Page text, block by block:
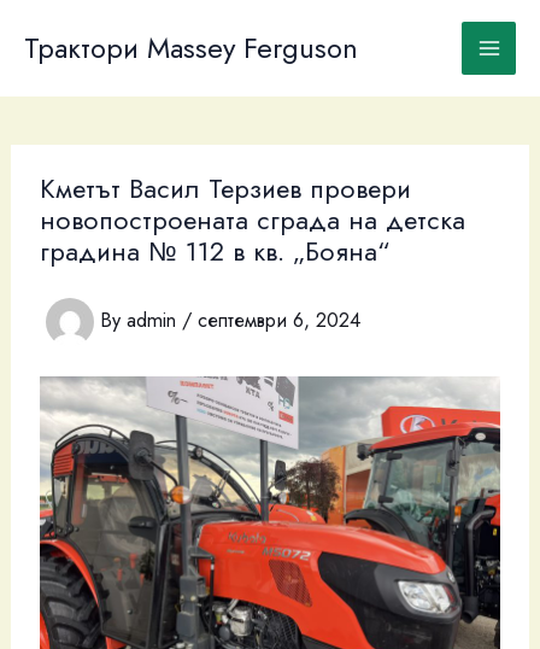
content
Трактори Massey Ferguson
Кметът Васил Терзиев провери
новопостроената сграда на детска
градина № 112 в кв. „Бояна“
By admin / септември 6, 2024